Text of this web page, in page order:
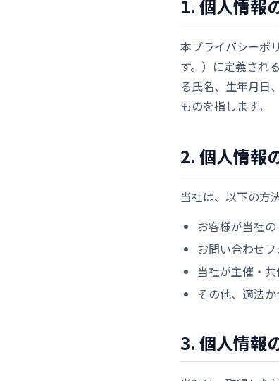
1. 個人情報
本プライバシーポ
す。）に定義され
る氏名、生年月日
ものを指します。
2. 個人情報
当社は、以下の方
お客様が当社
お問い合わせ
当社が主催・
その他、適法
3. 個人情報